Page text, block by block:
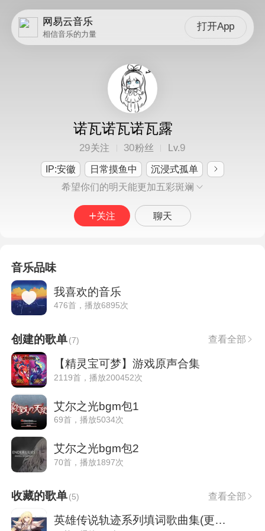
网易云音乐
相信音乐的力量
打开App
诺瓦诺瓦诺瓦露
29关注 30粉丝 Lv.9
IP:安徽 日常摸鱼中
沉浸式孤单
希望你们的明天能更加五彩斑斓
关注 聊天
音乐品味
我喜欢的音乐
476首，播放6895次
创建的歌单(7) 查看全部
【精灵宝可梦】游戏原声合集
2119首，播放200452次
艾尔之光bgm包1
69首，播放5034次
艾尔之光bgm包2
70首，播放1897次
收藏的歌单(5) 查看全部
英雄传说轨迹系列填词歌曲集(更新至创轨)